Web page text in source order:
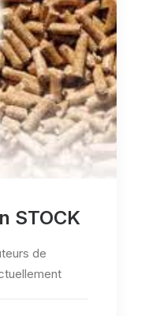
STOCK
de